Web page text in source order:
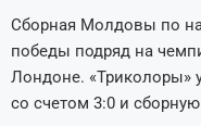
Сборная Молдовы по
победы подряд на
Лондоне. «Триколоры»
со счетом 3:0 и